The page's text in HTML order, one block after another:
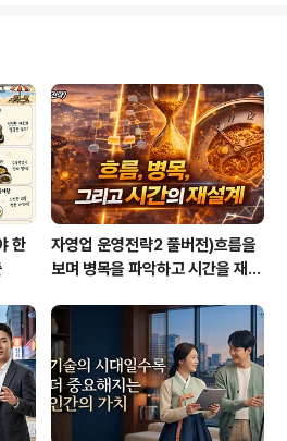
. 내가 가끔씩 집을 떠
래도 돈 벌기 위해 돌
이다. 사실 지난해부
걱정을 하시던 터다 더
다. 수시로 계속 말씀하
한
자영업 운영전략2 풀버전)흐름을
보며 병목을 파악하고 시간을 재설